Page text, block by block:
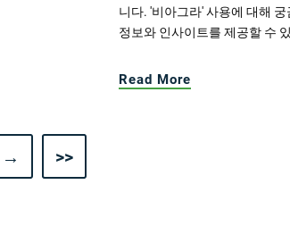
니다. '비아그라' 사용에 대해
정보와 인사이트를 제공할 수
Read More
→ >>